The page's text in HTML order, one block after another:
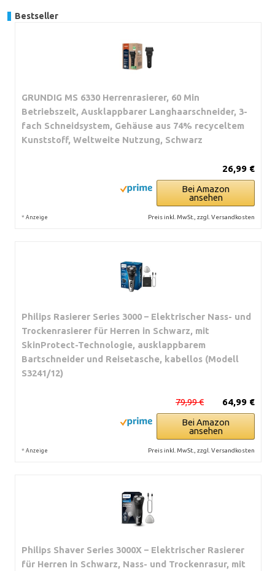
Bestseller
GRUNDIG MS 6330 Herrenrasierer, 60 Min
Betriebszeit, Ausklappbarer Langhaarschneider, 3-
fach Schneidsystem, Gehäuse aus 74% recyceltem
Kunststoff, Weltweite Nutzung, Schwarz
26,99 €
Bei Amazon
ansehen
* Anzeige Preis inkl. MwSt., zzgl. Versandkosten
Philips Rasierer Series 3000 – Elektrischer Nass- und
Trockenrasierer für Herren in Schwarz, mit
SkinProtect-Technologie, ausklappbarem
Bartschneider und Reisetasche, kabellos (Modell
S3241/12)
64,99 €
79,99 €
Bei Amazon
ansehen
* Anzeige Preis inkl. MwSt., zzgl. Versandkosten
Philips Shaver Series 3000X – Elektrischer Rasierer
für Herren in Schwarz, Nass- und Trockenrasur, mit